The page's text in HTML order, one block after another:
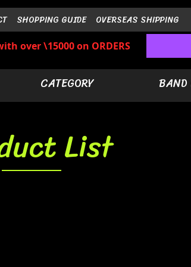
SHOPPING GUIDE OVERSEAS SHIPPING
over \15000 on ORDERS
CATEGORY
List